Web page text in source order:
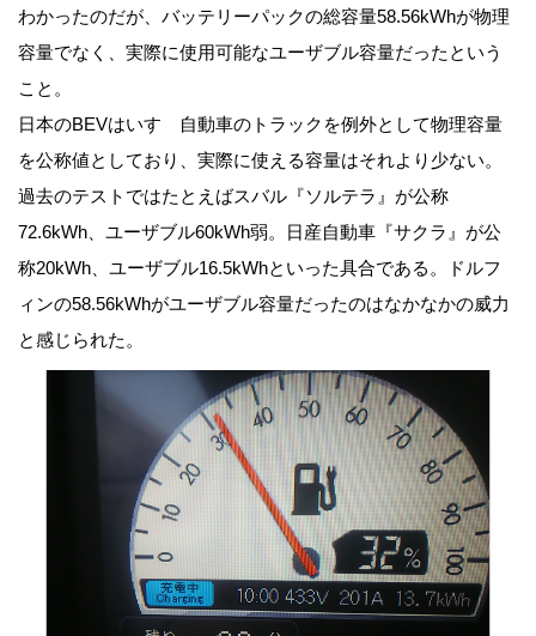
わかったのだが、バッテリーパックの総容量58.56kWhが物理
容量でなく、実際に使用可能なユーザブル容量だったという
こと。
日本のBEVはいすゞ自動車のトラックを例外として物理容量
を公称値としており、実際に使える容量はそれより少ない。
過去のテストではたとえばスバル『ソルテラ』が公称
72.6kWh、ユーザブル60kWh弱。日産自動車『サクラ』が公
称20kWh、ユーザブル16.5kWhといった具合である。ドルフ
ィンの58.56kWhがユーザブル容量だったのはなかなかの威力
と感じられた。